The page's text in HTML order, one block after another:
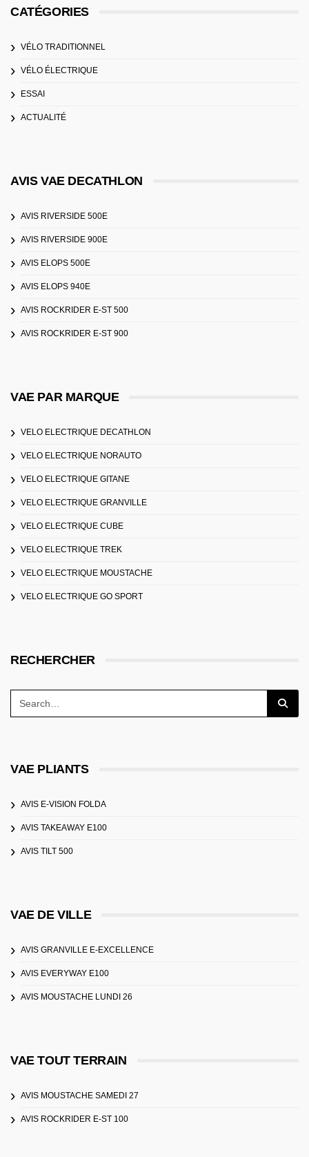
CATÉGORIES
VÉLO TRADITIONNEL
VÉLO ÉLECTRIQUE
ESSAI
ACTUALITÉ
AVIS VAE DECATHLON
AVIS RIVERSIDE 500E
AVIS RIVERSIDE 900E
AVIS ELOPS 500E
AVIS ELOPS 940E
AVIS ROCKRIDER E-ST 500
AVIS ROCKRIDER E-ST 900
VAE PAR MARQUE
VELO ELECTRIQUE DECATHLON
VELO ELECTRIQUE NORAUTO
VELO ELECTRIQUE GITANE
VELO ELECTRIQUE GRANVILLE
VELO ELECTRIQUE CUBE
VELO ELECTRIQUE TREK
VELO ELECTRIQUE MOUSTACHE
VELO ELECTRIQUE GO SPORT
RECHERCHER
VAE PLIANTS
AVIS E-VISION FOLDA
AVIS TAKEAWAY E100
AVIS TILT 500
VAE DE VILLE
AVIS GRANVILLE E-EXCELLENCE
AVIS EVERYWAY E100
AVIS MOUSTACHE LUNDI 26
VAE TOUT TERRAIN
AVIS MOUSTACHE SAMEDI 27
AVIS ROCKRIDER E-ST 100